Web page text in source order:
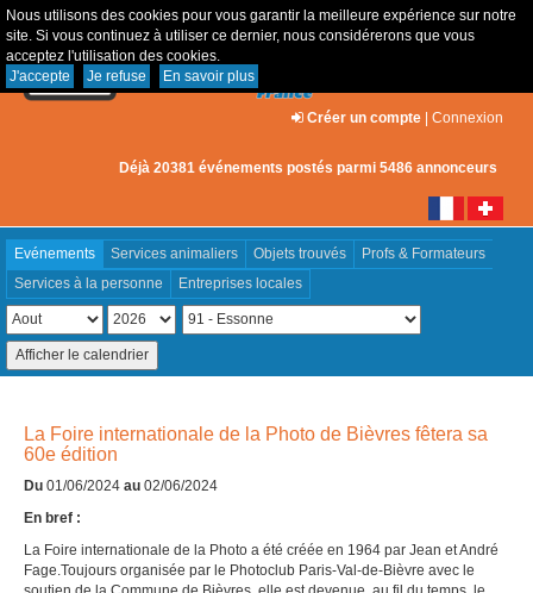
Nous utilisons des cookies pour vous garantir la meilleure expérience sur notre
site. Si vous continuez à utiliser ce dernier, nous considérerons que vous
acceptez l'utilisation des cookies.
J'accepte
Je refuse En savoir plus
Créer un compte | Connexion
Déjà 20381 événements postés parmi 5486 annonceurs
Evénements Services animaliers Objets trouvés
Profs & Formateurs
Services à la personne
Entreprises locales
La Foire internationale de la Photo de Bièvres fêtera sa
60e édition
Du 01/06/2024 au 02/06/2024
En bref :
La Foire internationale de la Photo a été créée en 1964 par Jean et André
Fage.Toujours organisée par le Photoclub Paris-Val-de-Bièvre avec le